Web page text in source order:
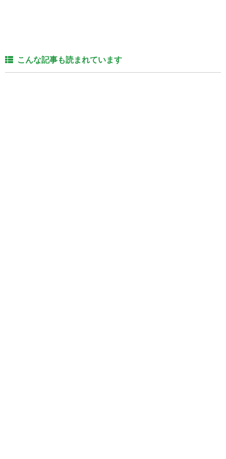
こんな記事も読まれています